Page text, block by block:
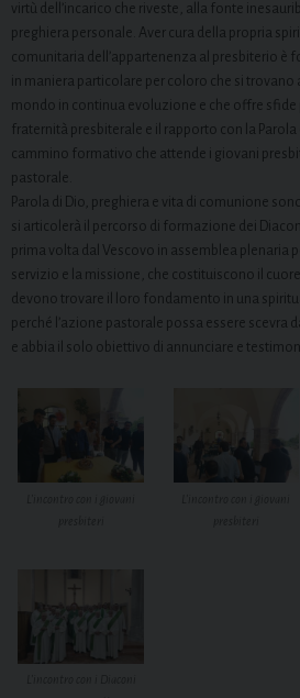
virtù dell’incarico che riveste, alla fonte
preghiera personale. Aver cura della propria
comunitaria dell’appartenenza al presbiterio è
in maniera particolare per coloro che si trovano
mondo in continua evoluzione e che offre sfide
fraternità presbiterale e il rapporto con la Parola
cammino formativo che attende i giovani
pastorale.
Parola di Dio, preghiera e vita di comunione
si articolerà il percorso di formazione dei
prima volta dal Vescovo in assemblea plenaria
servizio e la missione, che costituiscono il
devono trovare il loro fondamento in una
perché l’azione pastorale possa essere scevra
e abbia il solo obiettivo di annunciare e